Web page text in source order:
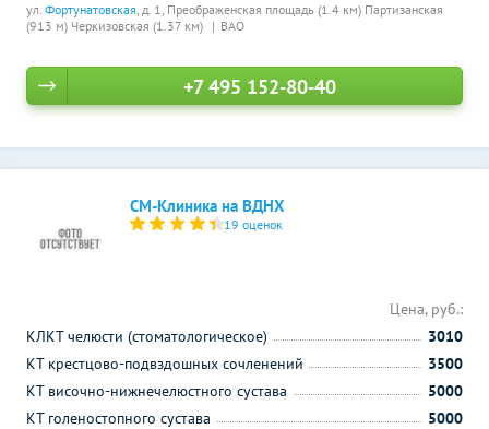
ул. Фортунатовская, д. 1, Преображенская площадь (1.4 км) Партизанская
(913 м) Черкизовская (1.37 км) ВАО
+7 495 152-80-40
СМ-Клиника на ВДНХ
19 оценок
Цена, руб.:
КЛКТ челюсти (стоматологическое)
3010
КТ крестцово-подвздошных сочленений
3500
КТ височно-нижнечелюстного сустава
5000
КТ голеностопного сустава
5000